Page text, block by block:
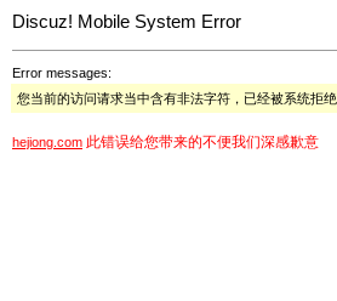
Discuz! Mobile System Error
Error messages:
您当前的访问请求当中含有非法字符，已经被系统拒绝
hejiong.com 此错误给您带来的不便我们深感歉意